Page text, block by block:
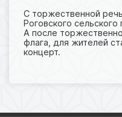
С торжественной
Роговского
А после
флага, для жителей
концерт.